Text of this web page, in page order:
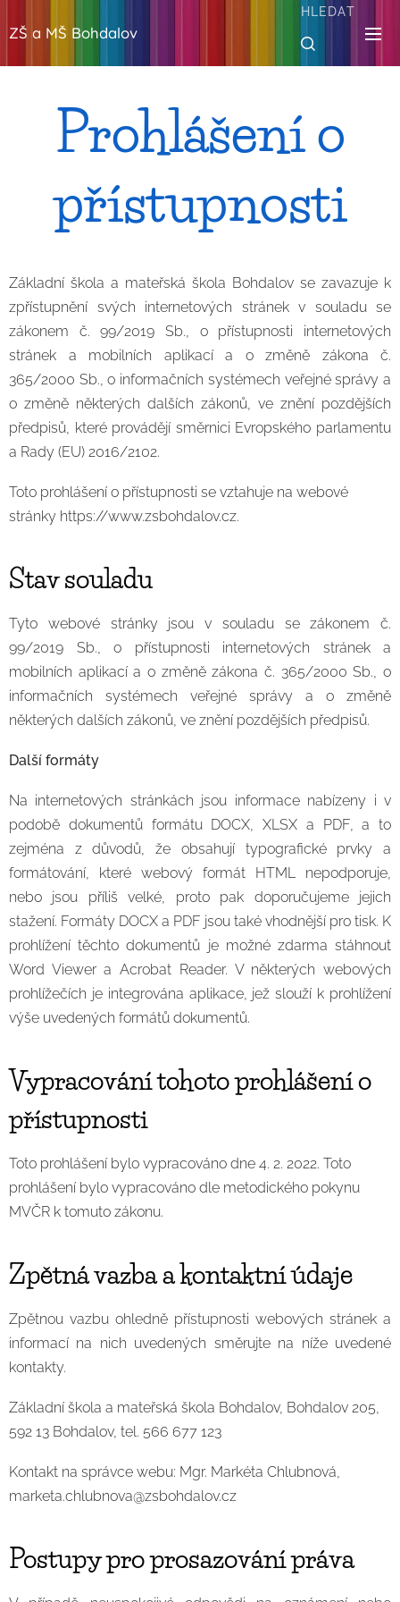
ZŠ a MŠ Bohdalov
HLEDAT
Prohlášení o
přístupnosti
Základní škola a mateřská škola Bohdalov se zavazuje k
zpřístupnění svých internetových stránek v souladu se
zákonem č. 99/2019 Sb., o přístupnosti internetových
stránek a mobilních aplikací a o změně zákona č.
365/2000 Sb., o informačních systémech veřejné správy a
o změně některých dalších zákonů, ve znění pozdějších
předpisů, které provádějí směrnici Evropského parlamentu
a Rady (EU) 2016/2102.
Toto prohlášení o přístupnosti se vztahuje na webové
stránky https://www.zsbohdalov.cz.
Stav souladu
Tyto webové stránky jsou v souladu se zákonem č.
99/2019 Sb., o přístupnosti internetových stránek a
mobilních aplikací a o změně zákona č. 365/2000 Sb., o
informačních systémech veřejné správy a o změně
některých dalších zákonů, ve znění pozdějších předpisů.
Další formáty
Na internetových stránkách jsou informace nabízeny i v
podobě dokumentů formátu DOCX, XLSX a PDF, a to
zejména z důvodů, že obsahují typografické prvky a
formátování, které webový formát HTML nepodporuje,
nebo jsou příliš velké, proto pak doporučujeme jejich
stažení. Formáty DOCX a PDF jsou také vhodnější pro tisk. K
prohlížení těchto dokumentů je možné zdarma stáhnout
Word Viewer a Acrobat Reader. V některých webových
prohlížečích je integrována aplikace, jež slouží k prohlížení
výše uvedených formátů dokumentů.
Vypracování tohoto prohlášení o
přístupnosti
Toto prohlášení bylo vypracováno dne 4. 2. 2022. Toto
prohlášení bylo vypracováno dle metodického pokynu
MVČR k tomuto zákonu.
Zpětná vazba a kontaktní údaje
Zpětnou vazbu ohledně přístupnosti webových stránek a
informací na nich uvedených směrujte na níže uvedené
kontakty.
Základní škola a mateřská škola Bohdalov, Bohdalov 205,
592 13 Bohdalov, tel. 566 677 123
Kontakt na správce webu: Mgr. Markéta Chlubnová,
marketa.chlubnova@zsbohdalov.cz
Postupy pro prosazovánípráva